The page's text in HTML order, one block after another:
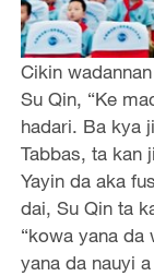
Cikin
Su Qin, “Ke
hadari. Ba kya
Tabbas, ta kan
Yayin da aka
dai, Su Qin ta
“kowa yana da
yana da nauyi